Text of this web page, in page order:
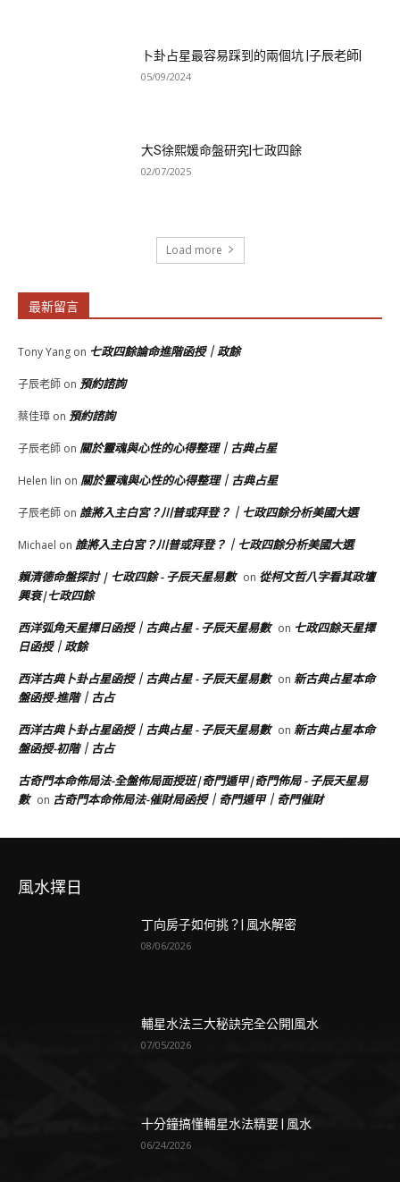
卜卦占星最容易踩到的兩個坑 |子辰老師|
05/09/2024
大S徐熙媛命盤研究|七政四餘
02/07/2025
Load more
最新留言
Tony Yang on 七政四餘論命進階函授｜政餘
子辰老師 on 預約諮詢
蔡佳璋 on 預約諮詢
子辰老師 on 關於靈魂與心性的心得整理｜古典占星
Helen lin on 關於靈魂與心性的心得整理｜古典占星
子辰老師 on 誰將入主白宮？川普或拜登？｜七政四餘分析美國大選
Michael on 誰將入主白宮？川普或拜登？｜七政四餘分析美國大選
賴清德命盤探討 | 七政四餘 - 子辰天星易數 on 從柯文哲八字看其政壇
興衰|七政四餘
西洋弧角天星擇日函授｜古典占星 - 子辰天星易數 on 七政四餘天星擇
日函授｜政餘
西洋古典卜卦占星函授｜古典占星 - 子辰天星易數 on 新古典占星本命
盤函授-進階｜古占
西洋古典卜卦占星函授｜古典占星 - 子辰天星易數 on 新古典占星本命
盤函授-初階｜古占
古奇門本命佈局法-全盤佈局面授班|奇門遁甲|奇門佈局 - 子辰天星易
數 on 古奇門本命佈局法-催財局函授｜奇門遁甲｜奇門催財
風水擇日
丁向房子如何挑？| 風水解密
08/06/2026
輔星水法三大秘訣完全公開|風水
07/05/2026
十分鐘搞懂輔星水法精要 | 風水
06/24/2026